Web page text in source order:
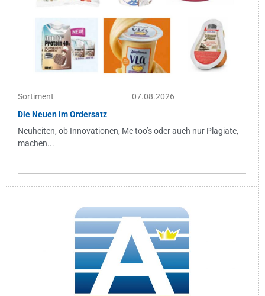
Sortiment
07.08.2026
Die Neuen im Ordersatz
Neuheiten, ob Innovationen, Me too’s oder auch nur Plagiate,
machen...